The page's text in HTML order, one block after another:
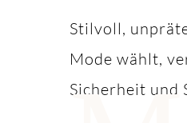
Stilvoll,
Mode wählt,
Sicherheit und